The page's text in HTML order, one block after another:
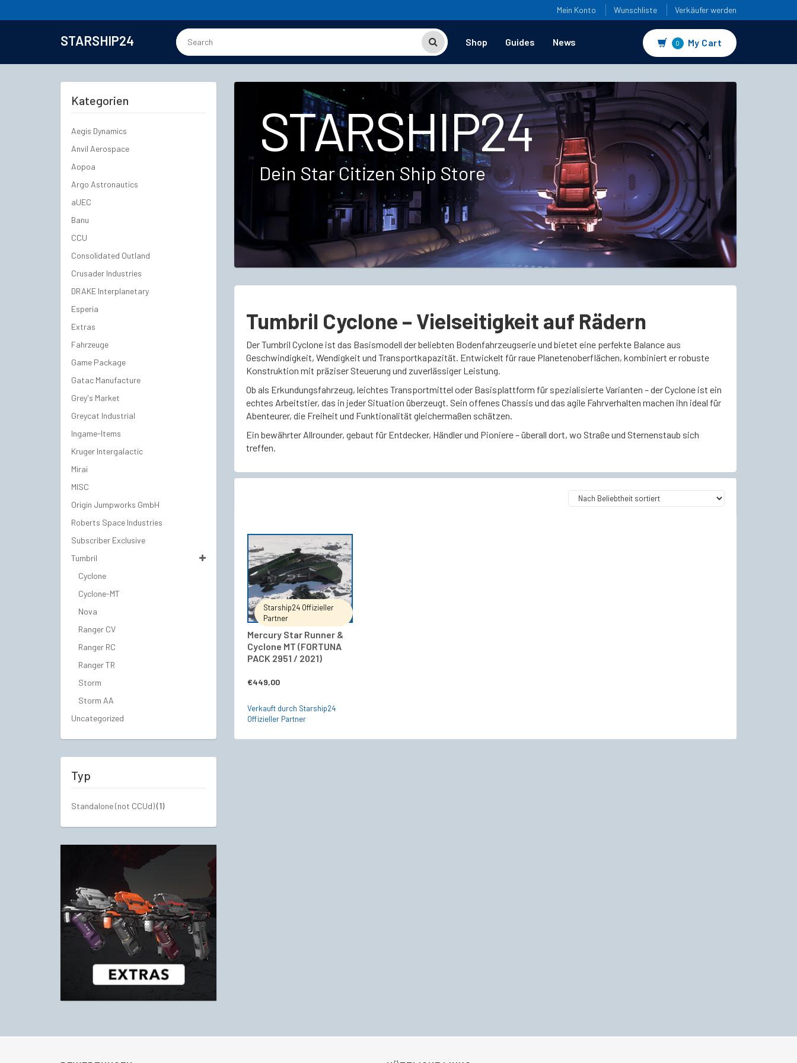
Mein Konto Wunschliste Verkäufer werden
STARSHIP24 Shop Guides News 0 My Cart
STARSHIP24
Dein Star Citizen Ship Store
Tumbril Cyclone – Vielseitigkeit auf Rädern
Der Tumbril Cyclone ist das Basismodell der beliebten Bodenfahrzeugserie und bietet eine perfekte Balance aus
Geschwindigkeit, Wendigkeit und Transportkapazität. Entwickelt für raue Planetenoberflächen, kombiniert er robuste
Konstruktion mit präziser Steuerung und zuverlässiger Leistung.
Ob als Erkundungsfahrzeug, leichtes Transportmittel oder Basisplattform für spezialisierte Varianten – der Cyclone ist ein
echtes Arbeitstier, das in jeder Situation überzeugt. Sein offenes Chassis und das agile Fahrverhalten machen ihn ideal für
Abenteurer, die Freiheit und Funktionalität gleichermaßen schätzen.
Ein bewährter Allrounder, gebaut für Entdecker, Händler und Pioniere – überall dort, wo Straße und Sternenstaub sich
treffen.
Starship24 Offizieller
Partner
Mercury Star Runner &
Cyclone MT (FORTUNA
PACK 2951 / 2021)
€449,00
IN DEN WARENKORB
Verkauft durch Starship24
Offizieller Partner
Kategorien
Aegis Dynamics
Anvil Aerospace
Aopoa
Argo Astronautics
aUEC
Banu
CCU
Consolidated Outland
Crusader Industries
DRAKE Interplanetary
Esperia
Extras
Fahrzeuge
Game Package
Gatac Manufacture
Grey's Market
Greycat Industrial
Ingame-Items
Kruger Intergalactic
Mirai
MISC
Origin Jumpworks GmbH
Roberts Space Industries
Subscriber Exclusive
Tumbril
Cyclone
Cyclone-MT
Nova
Ranger CV
Ranger RC
Ranger TR
Storm
Storm AA
Uncategorized
Typ
Standalone (not CCUd)(1)